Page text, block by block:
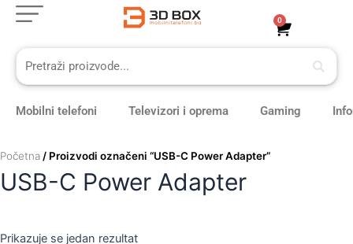
Skip
content
0
Cart
Mobilni telefoni Televizori i oprema Gaming
Početna / Proizvodi označeni “USB-C Power Adapter”
USB-C Power Adapter
Prikazuje se jedan rezultat